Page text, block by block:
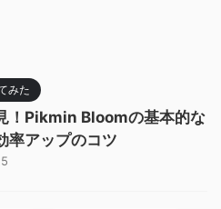
みた
！Pikmin Bloomの基本的な
率アップのコツ